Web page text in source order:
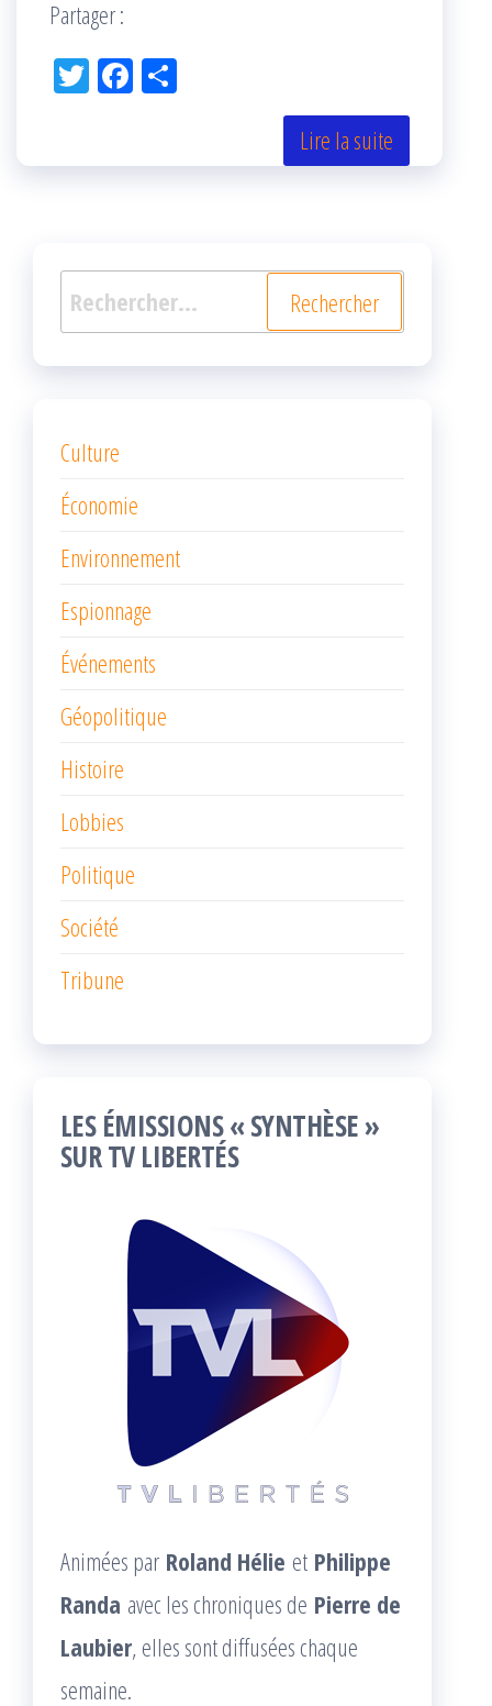
Partager :
Tw Fac
k r
Lire la suite
Rechercher :
Culture
Économie
Environnement
Espionnage
Événements
Géopolitique
Histoire
Lobbies
Politique
Société
Tribune
LES ÉMISSIONS « SYNTHÈSE »
SUR TV LIBERTÉS
Animées par Roland Hélie et Philippe
Randa avec les chroniques de Pierre de
Laubier, elles sont diffusées chaque
semaine.